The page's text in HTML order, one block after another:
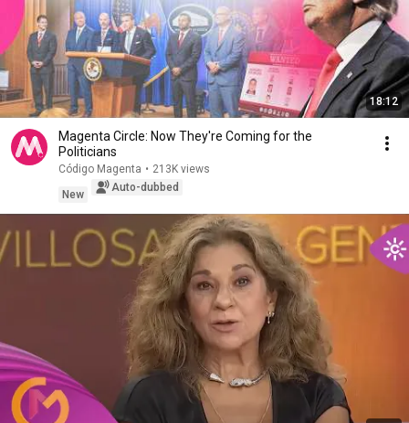
18:12
Magenta Circle: Now They're Coming for the
Politicians
Código Magenta • 213K views
New
Auto-dubbed